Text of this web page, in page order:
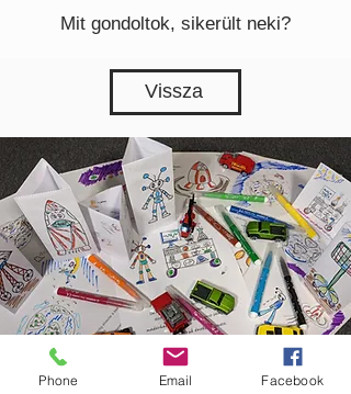
Mit gondoltok, sikerült neki?
Vissza
Phone Email Facebook